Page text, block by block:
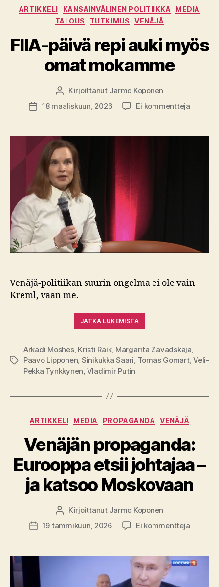
Kategoriat
ARTIKKELI KANSAINVÄLINEN POLITIIKKA
MEDIA
TALOUS
TUTKIMUS VENÄJÄ
FIIA-päivä repi auki myös
omat mokamme
Kirjoittaja
Kirjoittanut Jarmo Koponen
Julkaisupäivämäärä
18 maaliskuun, 2026 Ei kommentteja
repi
Venäjä‑politiikan suurin ongelma ei ole vain
Kreml, vaan me.
JATKA LUKEMISTA
Avainsanat
Arkadi Moshes, Kristi Raik, Margarita Zavadskaja,
Paavo Lipponen, Sinikukka Saari, Tomas Gomart,Veli-
Pekka Tynkkynen, Vladimir Putin
Kategoriat
ARTIKKELI MEDIA PROPAGANDA VENÄJÄ
Venäjän propaganda:
Eurooppa etsii johtajaa –
ja katsoo Moskovaan
Kirjoittaja
Kirjoittanut Jarmo Koponen
Julkaisupäivämäärä
19 tammikuun, 2026 Ei kommentteja
etsii